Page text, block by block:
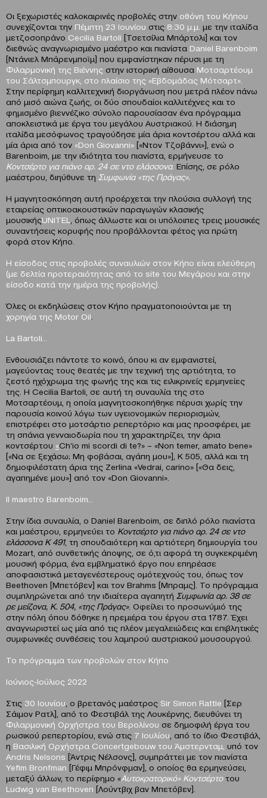
Οι ξεχωριστές καλοκαιρινές προβολές στην οθόνη του Κήπου
συνεχίζονται την Πέμπτη 23 Ιουνίου στις 8:30 μ.μ. με την ιταλίδα
μετζοσοπράνο Cecilia Bartoli [Τσετσίλια Μπάρτολι] και τον
διεθνώς αναγνωρισμένο μαέστρο και πιανίστα Daniel Barenboim
[Ντάνιελ Μπάρενμποϊμ] που εμφανίστηκαν πέρυσι με τη
Φιλαρμονική της Βιέννης στην ιστορική αίθουσα Μοτσαρτέουμ
του Σάλτσμπουργκ, στο πλαίσιο της «Εβδομάδας Μότσαρτ».
Στην περίφημη καλλιτεχνική διοργάνωση που μετρά πλέον πάνω
από μισό αιώνα ζωής, οι δύο σπουδαίοι καλλιτέχνες και το
φημισμένο βιεννέζικο σύνολο παρουσίασαν ένα πρόγραμμα
αποκλειστικά με έργα του μεγάλου Αυστριακού. Η διάσημη
ιταλίδα μεσόφωνος τραγούδησε μία άρια κοντσέρτου αλλά και
μία άρια από τον «Don Giovanni» [«Ντον Τζοβάννι»], ενώ ο
Barenboim, με την ιδιότητα του πιανίστα, ερμήνευσε το
Κοντσέρτο για πιάνο αρ. 24 σε ντο ελάσσονα. Επίσης, σε ρόλο
μαέστρου, διηύθυνε τη Συμφωνία «της Πράγας».
Η μαγνητοσκόπηση αυτή προέρχεται την πλούσια συλλογή της
εταιρείας οπτικοακουστικών παραγωγών κλασικής
μουσικήςUNITEL
, όπως άλλωστε και οι υπόλοιπες τρεις μουσικές
συναντήσεις κορυφής που προβάλλονται φέτος για πρώτη
φορά στον Κήπο.
Η είσοδος στις προβολές συναυλιών στον Κήπο είναι ελεύθερη
(με δελτία προτεραιότητας από το site του Μεγάρου και στην
είσοδο κατά την ημέρα της προβολής).
Όλες οι εκδηλώσεις στον Κήπο πραγματοποιούνται με τη
χορηγία της Motor Oil
La Bartoli
Ενθουσιάζει πάντοτε το κοινό, όπου κι αν εμφανιστεί,
μαγεύοντας τους θεατές με την τεχνική της αρτιότητα, το
ζεστό ηχόχρωμα της φωνής της και τις ειλικρινείς ερμηνείες
της. Η Cecilia Bartoli, σε αυτή τη συναυλία της στο
Μοτσαρτέουμ, η οποία μαγνητοσκοπήθηκε πέρυσι χωρίς την
παρουσία κοινού λόγω των υγειονομικών περιορισμών,
επιστρέφει στο μοτσάρτιο ρεπερτόριο και μας προσφέρει, με
τη σπάνια γενναιοδωρία που τη χαρακτηρίζει, την άρια
κοντσέρτου «Ch’io mi scordi di te?» – «Non temer, amato bene»
[«Nα σε ξεχάσω; Μη φοβάσαι, αγάπη μου»], K 505, αλλά και τη
δημοφιλέστατη άρια της Zerlina «Vedrai, carino» [«Θα δεις,
αγαπημένε μου»] από τον «Don Giovanni».
Il maestro Barenboim
Στην ίδια συναυλία, ο Daniel Barenboim, σε διπλό ρόλο πιανίστα
και μαέστρου, ερμηνεύει το Κοντσέρτο για πιάνο αρ. 24 σε ντο
ελάσσονα Κ 491, τη σπουδαιότερη και αρτιότερη δημιουργία του
Mozart, από συνθετικής άποψης, σε ό,τι αφορά τη συγκεκριμένη
μουσική φόρμα, ένα εμβληματικό έργο που επηρέασε
αποφασιστικά μεταγενέστερους ομότεχνούς του, όπως τον
Beethoven [Μπετόβεν] και τον Brahms [Μπραμς]. Το πρόγραμμα
συμπληρώνεται από την ιδιαίτερα αγαπητή Συμφωνία αρ. 38 σε
ρε μείζονα, Κ. 504, «της Πράγας». Οφείλει το προσωνύμιό της
στην πόλη όπου δόθηκε η πρεμιέρα του έργου στα 1787. Έχει
αναγνωριστεί ως μία από τις πλέον μεγαλειώδεις και επιβλητικές
συμφωνικές συνθέσεις του λαμπρού αυστριακού μουσουργού.
Το πρόγραμμα των προβολών στον Κήπο
Ιούνιος-Ιούλιος 2022
Στις 30 Ιουνίου , ο βρετανός μαέστρος Sir Simon Rattle [Σερ
Σάιμον Ρατλ], από το Φεστιβάλ της Λουκέρνης, διευθύνει τη
Φιλαρμονική Ορχήστρα του Βερολίνου σε δημοφιλή έργα του
ρωσικού ρεπερτορίου, ενώ στις 7 Ιουλίου , από το ίδιο Φεστιβάλ,
η Βασιλική Ορχήστρα Concertgebouw του Άμστερνταμ, υπό τον
Andris Nelsons [Άντρις Νέλσονς], συμπράττει με τον πιανίστα
Yefim Bronfman [Γέφιμ Μπρόνφμαν], ο οποίος θα ερμηνεύσει,
μεταξύ άλλων, το περίφημο «Αυτοκρατορικό» Κοντσέρτοτου
Ludwig van Beethoven [Λούντβιχ βαν Μπετόβεν].